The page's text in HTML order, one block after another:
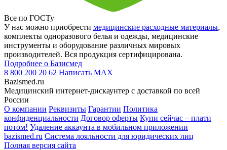
Все по ГОСТу
У нас можно приобрести медицинские расходные материалы,
комплекты одноразового белья и одежды, медицинские
инструменты и оборудование различных мировых
производителей. Вся продукция сертифицирована.
Подробнее о Базисмед
8 800 200 20 62 Написать MAX
Bazismed.ru
Медицинский интернет-дискаунтер с доставкой по всей
России
О компании Реквизиты Гарантии Политика
конфиденциальности Договор оферты Купи сейчас – плати
потом! Удаление аккаунта в мобильном приложении
bazismed.ru Система лояльности для юридических лиц
Полная версия сайта